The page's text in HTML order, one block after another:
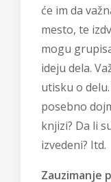
će im da
mesto, te
mogu
ideju dela.
utisku o
posebno
knjizi? Da li
izvedeni? Itd.
Zauzimanje